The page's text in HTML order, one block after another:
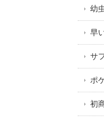
早
サ
ポ
初